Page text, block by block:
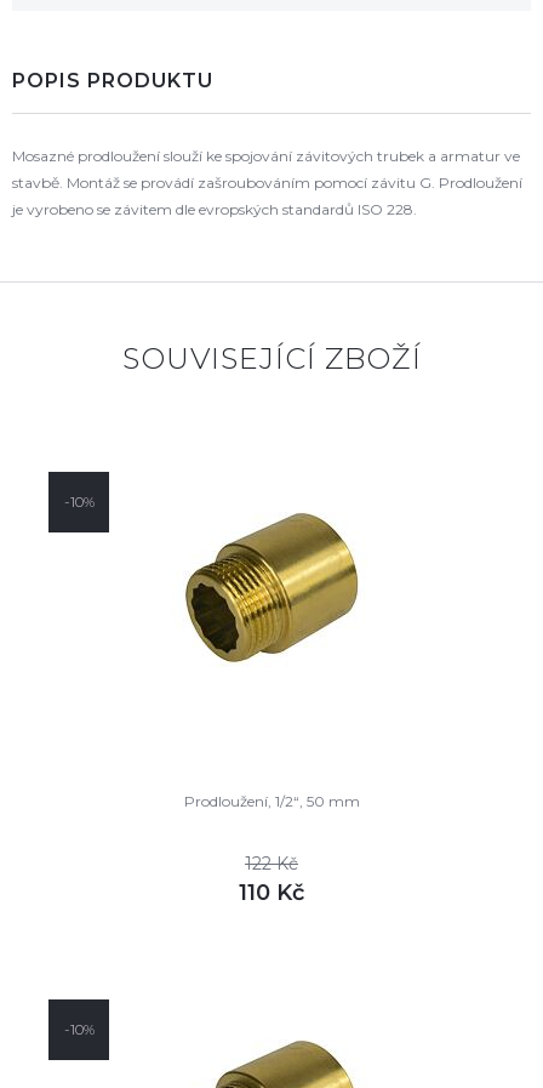
POPIS PRODUKTU
Mosazné prodloužení slouží ke spojování závitových trubek a armatur ve
stavbě. Montáž se provádí zašroubováním pomocí závitu G. Prodloužení
je vyrobeno se závitem dle evropských standardů ISO 228.
SOUVISEJÍCÍ ZBOŽÍ
-10%
Prodloužení, 1/2“, 50 mm
122 Kč
110 Kč
-10%